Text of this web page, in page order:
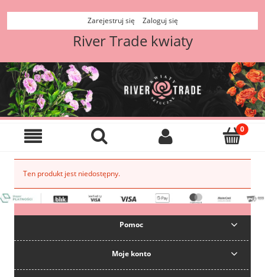
Zarejestruj się Zaloguj się
River Trade kwiaty
Ten produkt jest niedostępny.
Pomoc
Moje konto